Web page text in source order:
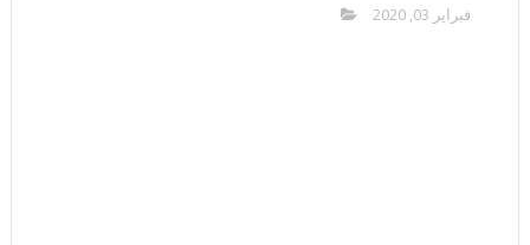
فبراير 03, 2020